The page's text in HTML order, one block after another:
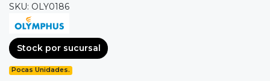
SKU: OLY0186
Stock por sucursal
Pocas Unidades.